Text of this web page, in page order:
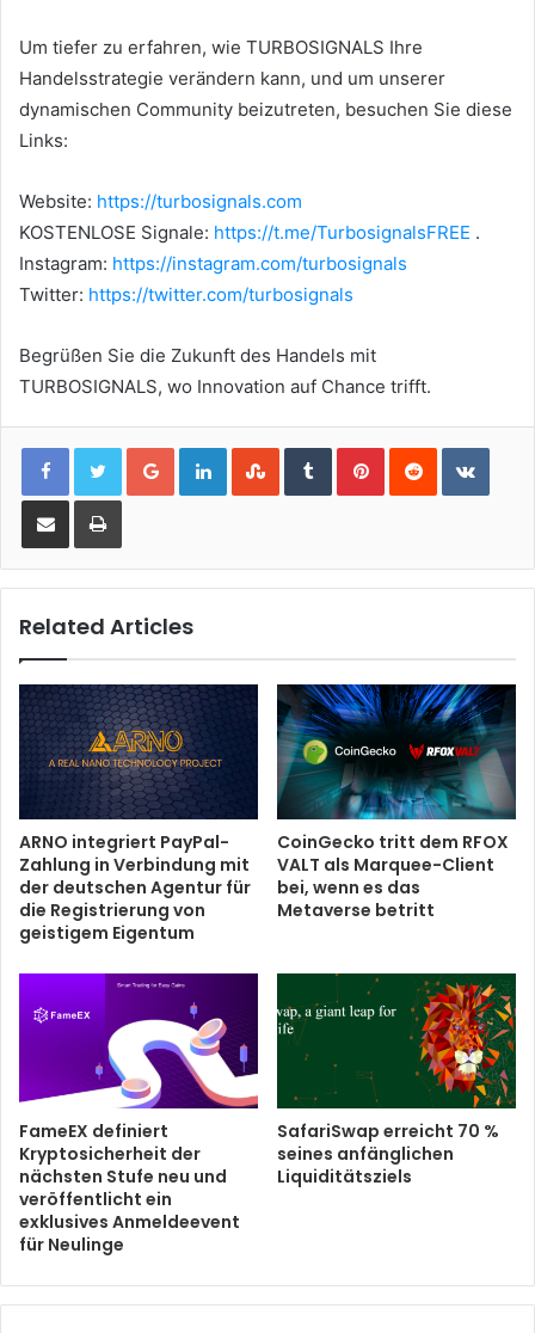
Um tiefer zu erfahren, wie TURBOSIGNALS Ihre
Handelsstrategie verändern kann, und um unserer
dynamischen Community beizutreten, besuchen Sie diese
Links:
Website: https://turbosignals.com
KOSTENLOSE Signale: https://t.me/TurbosignalsFREE .
Instagram: https://instagram.com/turbosignals
Twitter: https://twitter.com/turbosignals
Begrüßen Sie die Zukunft des Handels mit
TURBOSIGNALS, wo Innovation auf Chance trifft.
Google+LinkedInStumbleUpon
TumblrPinterestReddit
Share via Email Print
Related Articles
ARNO integriert PayPal-
Zahlung in Verbindung mit
der deutschen Agentur für
die Registrierung von
geistigem Eigentum
CoinGecko tritt dem RFOX
VALT als Marquee-Client
bei, wenn es das
Metaverse betritt
FameEX definiert
Kryptosicherheit der
nächsten Stufe neu und
veröffentlicht ein
exklusives Anmeldeevent
für Neulinge
SafariSwap erreicht 70 %
seines anfänglichen
Liquiditätsziels